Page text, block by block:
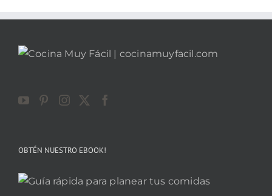
OBTÉN NUESTRO EBOOK!